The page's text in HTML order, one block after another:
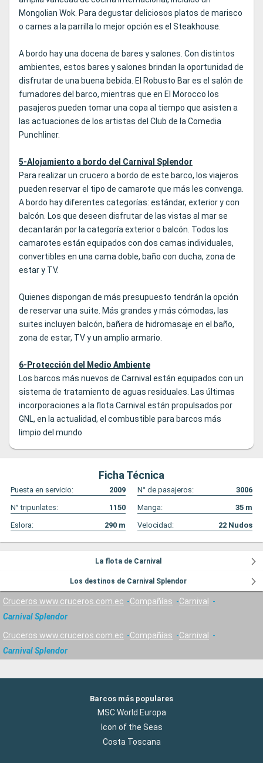
Mongolian Wok. Para degustar deliciosos platos de marisco
o carnes a la parrilla lo mejor opción es el Steakhouse.
A bordo hay una docena de bares y salones. Con distintos
ambientes, estos bares y salones brindan la oportunidad de
disfrutar de una buena bebida. El Robusto Bar es el salón de
fumadores del barco, mientras que en El Morocco los
pasajeros pueden tomar una copa al tiempo que asisten a
las actuaciones de los artistas del Club de la Comedia
Punchliner.
5-Alojamiento a bordo del Carnival Splendor
Para realizar un crucero a bordo de este barco, los viajeros
pueden reservar el tipo de camarote que más les convenga.
A bordo hay diferentes categorías: estándar, exterior y con
balcón. Los que deseen disfrutar de las vistas al mar se
decantarán por la categoría exterior o balcón. Todos los
camarotes están equipados con dos camas individuales,
convertibles en una cama doble, baño con ducha, zona de
estar y TV.
Quienes dispongan de más presupuesto tendrán la opción
de reservar una suite. Más grandes y más cómodas, las
suites incluyen balcón, bañera de hidromasaje en el baño,
zona de estar, TV y un amplio armario.
6-Protección del Medio Ambiente
Los barcos más nuevos de Carnival están equipados con un
sistema de tratamiento de aguas residuales. Las últimas
incorporaciones a la flota Carnival están propulsados por
GNL, en la actualidad, el combustible para barcos más
limpio del mundo
Ficha Técnica
Puesta en servicio: 2009 N° de pasajeros:
3006
N° tripunlates:
1150 Manga: 35 m
Eslora:
290 m Velocidad: 22 Nudos
La flota de Carnival
Los destinos de Carnival Splendor
Cruceros www.cruceros.com.ec Compañías
Carnival
Carnival Splendor
Cruceros www.cruceros.com.ec Compañías
Carnival
Carnival Splendor
Barcos más populares
MSC World Europa
Icon of the Seas
Costa Toscana